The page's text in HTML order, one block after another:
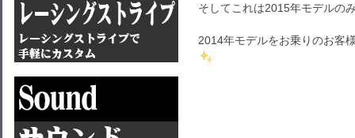
そしてこれは2015年モデルの
2014年モデルをお乗りのお客